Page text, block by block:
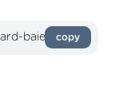
copy